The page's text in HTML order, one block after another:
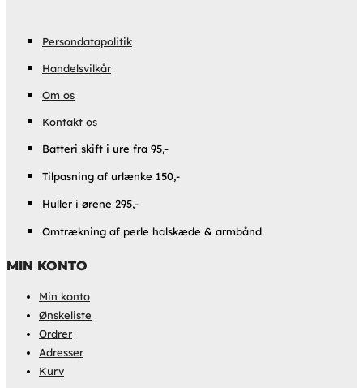
Persondatapolitik
Handelsvilkår
Om os
Kontakt os
Batteri skift i ure fra 95,-
Tilpasning af urlænke 150,-
Huller i ørene 295,-
Omtrækning af perle halskæde & armbånd
MIN KONTO
Min konto
Ønskeliste
Ordrer
Adresser
Kurv